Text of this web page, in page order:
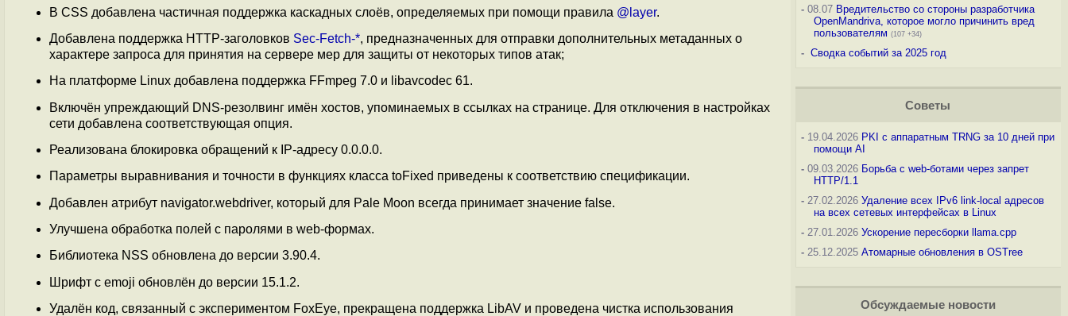
В CSS добавлена частичная поддержка каскадных слоёв, определяемых при помощи правила @layer.
Добавлена поддержка HTTP-заголовков Sec-Fetch-*, предназначенных для отправки дополнительных метаданных о
характере запроса для принятия на сервере мер для защиты от некоторых типов атак;
На платформе Linux добавлена поддержка FFmpeg 7.0 и libavcodec 61.
Включён упреждающий DNS-резолвинг имён хостов, упоминаемых в ссылках на странице. Для отключения в настройках
сети добавлена соответствующая опция.
Реализована блокировка обращений к IP-адресу 0.0.0.0.
Параметры выравнивания и точности в функциях класса toFixed приведены к соответствию спецификации.
Добавлен атрибут navigator.webdriver, который для Pale Moon всегда принимает значение false.
Улучшена обработка полей с паролями в web-формах.
Библиотека NSS обновлена до версии 3.90.4.
Шрифт с emoji обновлён до версии 15.1.2.
Удалён код, связанный с экспериментом FoxEye, прекращена поддержка LibAV и проведена чистка использования
-08.07 Вредительство со стороны разработчика
OpenMandriva, которое могло причинить вред
пользователям (107 +34)
- Сводка событий за 2025 год
Советы
-19.04.2026 PKI с аппаратным TRNG за 10 дней при
помощи AI
-09.03.2026 Борьба с web-ботами через запрет
HTTP/1.1
-27.02.2026 Удаление всех IPv6 link-local адресов
на всех сетевых интерфейсах в Linux
-27.01.2026 Ускорение пересборки llama.cpp
-25.12.2025 Атомарные обновления в OSTree
Обсуждаемые новости